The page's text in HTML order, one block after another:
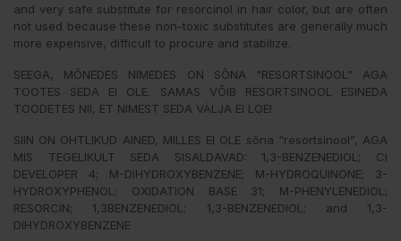
and very safe substitute for resorcinol in hair color, but are often
not used because these non-toxic substitutes are generally much
more expensive, difficult to procure and stabilize.
SEEGA, MÕNEDES NIMEDES ON SÕNA "RESORTSINOOL" AGA
TOOTES SEDA EI OLE. SAMAS VÕIB RESORTSINOOL ESINEDA
TOODETES NII, ET NIMEST SEDA VÄLJA EI LOE!
SIIN ON OHTLIKUD AINED, MILLES EI OLE sõna “resortsinool”, AGA
MIS TEGELIKULT SEDA SISALDAVAD: 1,3-BENZENEDIOL; CI
DEVELOPER 4; M-DIHYDROXYBENZENE; M-HYDROQUINONE; 3-
HYDROXYPHENOL; OXIDATION BASE 31; M-PHENYLENEDIOL;
RESORCIN; 1,3BENZENEDIOL; 1,3-BENZENEDIOL; and 1,3-
DIHYDROXYBENZENE